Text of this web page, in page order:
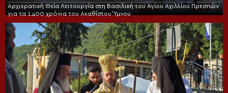
Αρχιερατική Θεία Λειτουργία στη Βασιλική του Αγίου Αχιλλίου Πρεσπών
για τα 1.400 χρόνια του Ακαθίστου Ύμνου